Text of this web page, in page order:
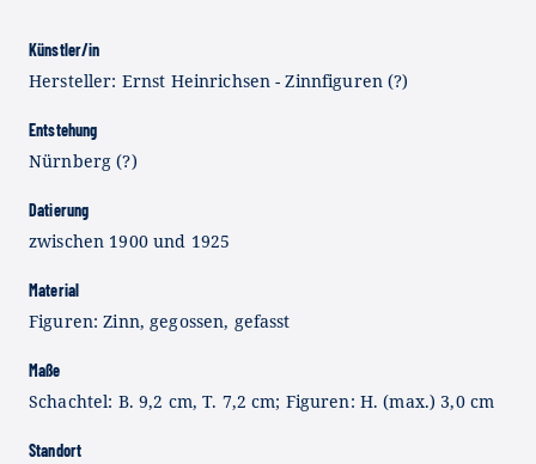
Künstler/in
Hersteller: Ernst Heinrichsen - Zinnfiguren (?)
Entstehung
Nürnberg (?)
Datierung
zwischen 1900 und 1925
Material
Figuren: Zinn, gegossen, gefasst
Maße
Schachtel: B. 9,2 cm, T. 7,2 cm; Figuren: H. (max.) 3,0 cm
Standort